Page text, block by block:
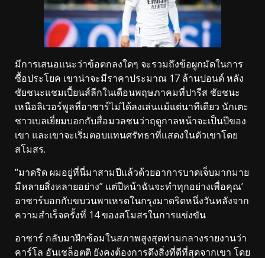
มีการเสนอแนะว่าข้อตกลงใดๆ จะรวมถึงข้อผูกมัดในการ
ซื้อประโยค เขาน่าจะมีราคาประมาณ 17 ล้านปอนด์ หลัง
ชัยชนะแชมเปี้ยนส์ลีกในเดือนพฤษภาคมที่ปารีส ชัยชนะ
เหนือลิเวอร์พูลที่อาซาร์ไม่ได้ลงเล่นแม้แต่นาทีเดียว นักเตะ
ชาวเบลเยี่ยมบอกกับสื่อมวลชนว่าฤดูกาลหน้าจะเป็นปีของ
เขา และเขาจะเริ่มตอบแทนศรัทธาที่แสดงในตัวเขาโดย
สโมสร.
“มาดริด ผมอยู่ที่นี่มาสามปีแล้วด้วยอาการบาดเจ็บมากมาย
มีหลายสิ่งหลายอย่าง” แต่ปีหน้าฉันจะทำทุกอย่างเพื่อคุณ’
อาซาร์บอกกับขบวนพาเหรดในกรุงมาดริดหนึ่งวันหลังจาก
ความสำเร็จครั้งที่ 14 ของสโมสรในการแข่งขัน
อาซาร์ กลับมาฝึกซ้อมในสภาพสูงสุดท่ามกลางรายงานว่า
คาร์โล อันเชล็อตติ ยังคงต้องการดึงสิ่งที่ดีที่สุดจากเขา โดย